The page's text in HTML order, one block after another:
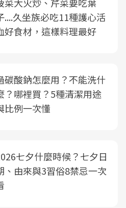
....久坐族必吃11種護心活
好食材，這樣料理最好
碳酸鈉怎麼用？不能洗什
？哪裡買？5種清潔用途
比例一次懂
七夕什麼時候？七夕日
、由來與3習俗8禁忌一次